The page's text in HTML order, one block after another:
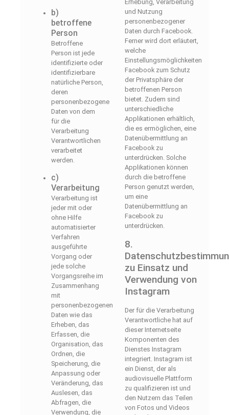
b)
betroffene
Person
Betroffene
Person ist jede
identifizierte oder
identifizierbare
natürliche Person,
deren
personenbezogene
Daten von dem
für die
Verarbeitung
Verantwortlichen
verarbeitet
werden.
c)
Verarbeitung
Verarbeitung ist
jeder mit oder
ohne Hilfe
automatisierter
Verfahren
ausgeführte
Vorgang oder
jede solche
Vorgangsreihe im
Zusammenhang
mit
personenbezogenen
Daten wie das
Erheben, das
Erfassen, die
Organisation, das
Ordnen, die
Speicherung, die
Anpassung oder
Veränderung, das
Auslesen, das
Abfragen, die
Verwendung, die
Erhebung, Verarbeitung
und Nutzung
personenbezogener
Daten durch Facebook.
Ferner wird dort erläutert,
welche
Einstellungsmöglichkeiten
Facebook zum Schutz
der Privatsphäre der
betroffenen Person
bietet. Zudem sind
unterschiedliche
Applikationen erhältlich,
die es ermöglichen, eine
Datenübermittlung an
Facebook zu
unterdrücken. Solche
Applikationen können
durch die betroffene
Person genutzt werden,
um eine
Datenübermittlung an
Facebook zu
unterdrücken.
8.
zu Einsatz und
Verwendung von
Instagram
Der für die Verarbeitung
Verantwortliche hat auf
dieser Internetseite
Komponenten des
Dienstes Instagram
integriert. Instagram ist
ein Dienst, der als
audiovisuelle Plattform
zu qualifizieren ist und
den Nutzern das Teilen
von Fotos und Videos